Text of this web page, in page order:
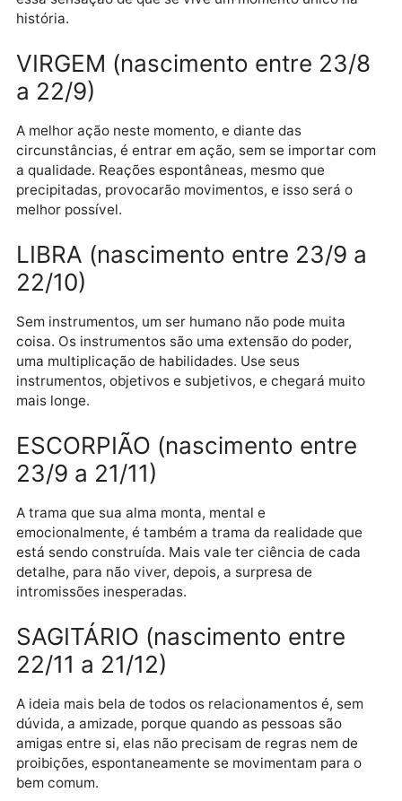
22/8)
catástrofe, é desnecessário sua alma se ocupar com
isso agora. O que importa é fazer algo de prático
essa sensação de que se vive um momento único na
história.
VIRGEM (nascimento entre
a 22/9)
A melhor ação neste momento, e diante das
circunstâncias, é entrar em ação, sem se importar
a qualidade. Reações espontâneas, mesmo que
precipitadas, provocarão movimentos, e isso será o
melhor possível.
LIBRA (nascimento entre 23/9
22/10)
Sem instrumentos, um ser humano não pode muita
coisa. Os instrumentos são uma extensão do poder,
uma multiplicação de habilidades. Use seus
instrumentos, objetivos e subjetivos, e chegará
mais longe.
ESCORPIÃO (nascimento entre
23/9 a 21/11)
A trama que sua alma monta, mental e
emocionalmente, é também a trama da realidade que
está sendo construída. Mais vale ter ciência de cada